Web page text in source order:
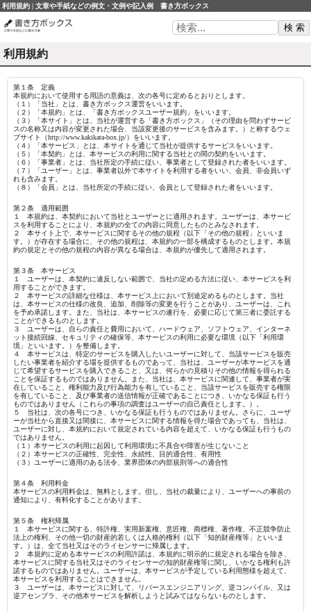
利用規約 | 文章や手紙などの例文・文例や記入例 書き方ボックス
利用規約
第１条 定義
本規約において使用する用語の意義は、次の各号に定めるとおりとします。
（１）「当社」とは、書き方ボックス運営をいいます。
（２）「本規約」とは、「書き方ボックスユーザー規約」をいいます。
（３）「本サイト」とは、当社が運営する「書き方ボックス」（その理由を問わずサービ
スの名称又は内容が変更された場合、当該変更後のサービスを含みます。）と称するウェ
ブサイト（http://www.kakikata-box.jp/）をいいます。
（４）「本サービス」とは、本サイトを通じて当社が提供するサービスをいいます。
（５）「本契約」とは、本サービスの利用に関する当社との間の契約をいいます。
（６）「事業者」とは、当社所定の手続に従い、事業者として登録された者をいいます。
（７）「ユーザー」とは、事業者以外で本サイトを利用する者をいい、会員、非会員いず
れも含みます。
（８）「会員」とは、当社所定の手続に従い、会員として登録された者をいいます。
第２条 適用範囲
１ 本規約は、本契約において当社とユーザーとに適用されます。ユーザーは、本サービ
スを利用することにより、本規約の全ての内容に同意したものとみなされます。
２ 本サイト上で、本サービスに関するその他の規程（以下「その他の規程」といいま
す。）が存在する場合に、その他の規程は、本規約の一部を構成するものとします。本規
約の規定とその他の規程の内容が異なる場合は、本規約が優先して適用されます。
第３条 本サービス
１ ユーザーは、本契約に違反しない範囲で、当社の定める方法に従い、本サービスを利
用することができます。
２ 本サービスの詳細な仕様は、本サービス上において別途定めるものとします。当社
は、本サービスの仕様の改良、追加、削除等の変更を行うことがあり、ユーザーは、これ
を予め承諾します。また、当社は、本サービスの遂行を、必要に応じて第三者に委託する
ことができるものとします。
３ ユーザーは、自らの責任と費用において、ハードウェア、ソフトウェア、インターネ
ット接続回線、セキュリティの確保等、本サービスの利用に必要な環境（以下「利用環
境」といいます。）を整備します。
４ 本サービスは、特定のサービスを購入したいユーザーに対して、当該サービスを販売
したい事業者を紹介する場を提供するものであって、当社は、ユーザーが本サービスを通
じて希望するサービスを購入できること、又は、何らかの見積りその他の情報を得られる
ことを保証するものではありません。また、当社は、本サービスに関連して、事業者が実
在していること、権利能力及び行為能力を有していること、当該サービスを販売する権限
を有していること、及び事業者の送信情報が正確であることにつき、いかなる保証も行う
ものではありません（これらの事項の調査はユーザーの自己責任とします。）。
５ 当社は、次の各号につき、いかなる保証も行うものではありません。さらに、ユーザ
ーが当社から直接又は間接に、本サービスに関する情報を得た場合であっても、当社は、
ユーザーに対し、本規約において規定されている内容を超えて、いかなる保証も行うもの
ではありません。
（１）本サービスの利用に起因して利用環境に不具合や障害が生じないこと
（２）本サービスの正確性、完全性、永続性、目的適合性、有用性
（３）ユーザーに適用のある法令、業界団体の内部規則等への適合性
第４条 利用料金
本サービスの利用料金は、無料とします。但し、当社の裁量により、ユーザーへの事前の
通知により、有料化することがあります。
第５条 権利帰属
１ 本サービスに関する、特許権、実用新案権、意匠権、商標権、著作権、不正競争防止
法上の権利、その他一切の財産的若しくは人格的権利（以下「知的財産権等」といいま
す。）は、全て当社又はそのライセンサーに帰属します。
２ 本規約に定める本サービスの利用許諾は、本規約に明示的に規定される場合を除き、
本サービスに関する当社又はそのライセンサーの知的財産権等に関し、いかなる権利も許
諾するものではありません。ユーザーは、本サービスが予定している利用態様を超えて、
本サービスを利用することはできません。
３ ユーザーは、本サービスに対して、リバースエンジニアリング、逆コンパイル、又は
逆アセンブラ、その他本サービスを解析しようと試みてはならないものとします。